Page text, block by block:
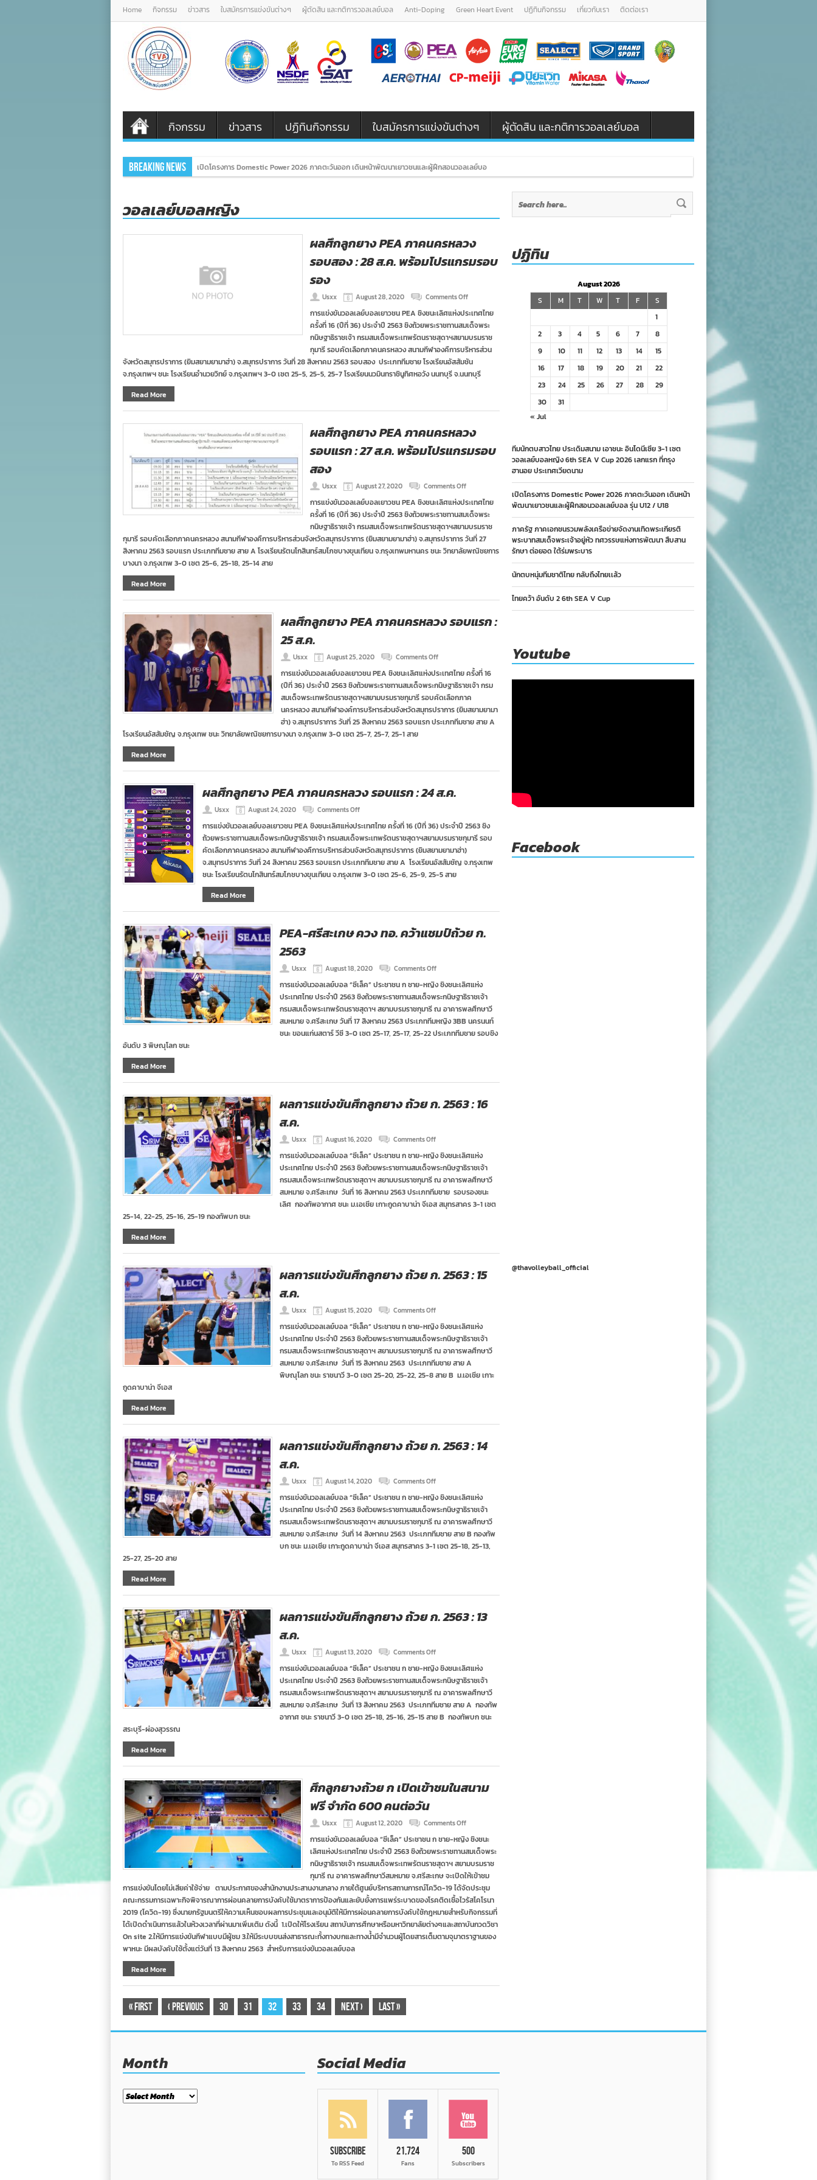
Home กิจกรรม ข่าวสาร ใบสมัครการแข่งขันต่างๆ ผู้ตัดสิน และกติการวอลเลย์บอล Anti-Doping Green Heart Event ปฏิทินกิจกรรม เกี่ยวกับเรา ติดต่อเรา
กิจกรรม ข่าวสาร ปฏิทินกิจกรรม ใบสมัครการแข่งขันต่างๆ ผู้ตัดสิน และกติการวอลเลย์บอล
Breaking News เปิดโครงการ Domestic Power 2026 ภาคตะวันออก เดินหน้าพัฒนาเยาวชนและผู้ฝึกสอนวอลเลย์บอล รุ่น U12 / U18
วอลเลย์บอลหญิง
ผลศึกลูกยาง PEA ภาคนครหลวง
รอบสอง : 28 ส.ค. พร้อมโปรแกรมรอบ
รอง
Usxx August 28, 2020 Comments Offon
ศึก
ลูก
ยาง
ภาค
นครหลวง
รอบ
ส.ค.
โปรแกรม
รอง
การแข่งขันวอลเลย์บอลเยาวชน PEA ชิงชนะเลิศแห่งประเทศไทย
ครั้งที่ 16 (ปีที่ 36) ประจำปี 2563 ชิงถ้วยพระราชทานสมเด็จพระ
กนิษฐาธิราชเจ้า กรมสมเด็จพระเทพรัตนราชสุดาฯสยามบรมราช
กุมารี รอบคัดเลือกภาคนครหลวง สนามกีฬาองคืการบริหารส่วน
จังหวัดสมุทรปราการ (ยิมสยามยามาฮ่า) จ.สมุทรปราการ วันที่ 28 สิงหาคม 2563 รอบสอง ประเภททีมชาย โรงเรียนอัสสัมชัน
จ.กรุงเทพฯ ชนะ โรงเรียนอำนวยวิทย์ จ.กรุงเทพฯ 3-0 เซต 25-5, 25-5, 25-7 โรงเรียนนวมินทราชินูทิศหอวัง นนทบุรี จ.นนทบุรี
Read More
ผลศึกลูกยาง PEA ภาคนครหลวง
รอบแรก : 27 ส.ค. พร้อมโปรแกรมรอบ
สอง
Usxx August 27, 2020 Comments Offon
ศึก
ลูก
ยาง
PEA
ภาค
นครหลวง
ส.ค.
โปรแกรม
การแข่งขันวอลเลย์บอลเยาวชน PEA ชิงชนะเลิศแห่งประเทศไทย
ครั้งที่ 16 (ปีที่ 36) ประจำปี 2563 ชิงถ้วยพระราชทานสมเด็จพระ
กนิษฐาธิราชเจ้า กรมสมเด็จพระเทพรัตนราชสุดาฯสยามบรมราช
กุมารี รอบคัดเลือกภาคนครหลวง สนามกีฬาองคืการบริหารส่วนจังหวัดสมุทรปราการ (ยิมสยามยามาฮ่า) จ.สมุทรปราการ วันที่ 27
สิงหาคม 2563 รอบแรก ประเภททีมชาย สาย A โรงเรียนรัตนโกสินทร์สมโภชบางขุนเทียน จ.กรุงเทพมหานคร ชนะ วิทยาลัยพณิชยการ
บางนา จ.กรุงเทพ 3-0 เซต 25-6, 25-18, 25-14 สาย
Read More
ผลศึกลูกยาง PEA ภาคนครหลวง รอบแรก :
25 ส.ค.
Usxx August 25, 2020 Comments Offon
ศึก
ลูก
ยาง
ภาค
นครหลวง
ส.ค.
การแข่งขันวอลเลย์บอลเยาวชน PEA ชิงชนะเลิศแห่งประเทศไทย ครั้งที่ 16
(ปีที่ 36) ประจำปี 2563 ชิงถ้วยพระราชทานสมเด็จพระกนิษฐาธิราชเจ้า กรม
สมเด็จพระเทพรัตนราชสุดาฯสยามบรมราชกุมารี รอบคัดเลือกภาค
นครหลวง สนามกีฬาองค์การบริหารส่วนจังหวัดสมุทรปราการ (ยิมสยามยามา
ฮ่า) จ.สมุทรปราการ วันที่ 25 สิงหาคม 2563 รอบแรก ประเภททีมชาย สาย A
โรงเรียนอัสสัมชัญ จ.กรุงเทพ ชนะ วิทยาลัยพณิชยการบางนา จ.กรุงเทพ 3-0 เซต 25-7, 25-7, 25-1 สาย
Read More
ผลศึกลูกยาง PEA ภาคนครหลวง รอบแรก : 24 ส.ค.
Usxx August 24, 2020 Comments Offon
ศึก
ลูก
ยาง
PEA
ภาค
นครหลวง
การแข่งขันวอลเลย์บอลเยาวชน PEA ชิงชนะเลิศแห่งประเทศไทย ครั้งที่ 16 (ปีที่ 36) ประจำปี 2563 ชิง
ถ้วยพระราชทานสมเด็จพระกนิษฐาธิราชเจ้า กรมสมเด็จพระเทพรัตนราชสุดาฯสยามบรมราชกุมารี รอบ
คัดเลือกภาคนครหลวง สนามกีฬาองคืการบริหารส่วนจังหวัดสมุทรปราการ (ยิมสยามยามาฮ่า)
จ.สมุทรปราการ วันที่ 24 สิงหาคม 2563 รอบแรก ประเภททีมชาย สาย A โรงเรียนอัสสัมชัญ จ.กรุงเทพ
ชนะ โรงเรียนรัตนโกสินทร์สมโภชบางขุนเทียน จ.กรุงเทพ 3-0 เซต 25-6, 25-9, 25-5 สาย
Read More
PEA-ศรีสะเกษ ควง ทอ. คว้าแชมป์ถ้วย ก.
2563
Usxx August 18, 2020 Comments Offon
ศรีสะเกษ
ควง
ทอ.
แชมป์
ถ้วย
การแข่งขันวอลเลย์บอล “ซีเล็ค” ประชาชน ก ชาย-หญิง ชิงชนะเลิศแห่ง
ประเทศไทย ประจำปี 2563 ชิงถ้วยพระราชทานสมเด็จพระกนิษฐาธิราชเจ้า
กรมสมเด็จพระเทพรัตนราชสุดาฯ สยามบรมราชกุมารี ณ อาคารพลศึกษาวี
สมหมาย จ.ศรีสะเกษ วันที่ 17 สิงหาคม 2563 ประเภททีมหญิง 3BB นครนนท์
ชนะ ขอนแก่นสตาร์ วีซี 3-0 เซต 25-17, 25-17, 25-22 ประเภททีมชาย รอบชิง
อันดับ 3 พิษณุโลก ชนะ
Read More
ผลการแข่งขันศึกลูกยาง ถ้วย ก. 2563 : 16
ส.ค.
Usxx August 16, 2020 Comments Offon
การ
แข่งขัน
ศึก
ยาง
ถ้วย
ส.ค.
การแข่งขันวอลเลย์บอล “ซีเล็ค” ประชาชน ก ชาย-หญิง ชิงชนะเลิศแห่ง
ประเทศไทย ประจำปี 2563 ชิงถ้วยพระราชทานสมเด็จพระกนิษฐาธิราชเจ้า
กรมสมเด็จพระเทพรัตนราชสุดาฯ สยามบรมราชกุมารี ณ อาคารพลศึกษาวี
สมหมาย จ.ศรีสะเกษ วันที่ 16 สิงหาคม 2563 ประเภททีมชาย รอบรองชนะ
เลิศ กองทัพอากาศ ชนะ ม.เอเชีย เกาะกูดคาบาน่า จีเอส สมุทรสาคร 3-1 เซต
25-14, 22-25, 25-16, 25-19 กองทัพบก ชนะ
Read More
ผลการแข่งขันศึกลูกยาง ถ้วย ก. 2563 : 15
ส.ค.
Usxx August 15, 2020 Comments Offon
การ
แข่งขัน
ศึก
ยาง
ถ้วย
ส.ค.
การแข่งขันวอลเลย์บอล “ซีเล็ค” ประชาชน ก ชาย-หญิง ชิงชนะเลิศแห่ง
ประเทศไทย ประจำปี 2563 ชิงถ้วยพระราชทานสมเด็จพระกนิษฐาธิราชเจ้า
กรมสมเด็จพระเทพรัตนราชสุดาฯ สยามบรมราชกุมารี ณ อาคารพลศึกษาวี
สมหมาย จ.ศรีสะเกษ วันที่ 15 สิงหาคม 2563 ประเภททีมชาย สาย A
พิษณุโลก ชนะ ราชนาวี 3-0 เซต 25-20, 25-22, 25-8 สาย B ม.เอเชีย เกาะ
กูดคาบาน่า จีเอส
Read More
ผลการแข่งขันศึกลูกยาง ถ้วย ก. 2563 : 14
ส.ค.
Usxx August 14, 2020 Comments Offon
การ
แข่งขัน
ศึก
ลูก
ยาง
ถ้วย
ส.ค.
การแข่งขันวอลเลย์บอล “ซีเล็ค” ประชาชน ก ชาย-หญิง ชิงชนะเลิศแห่ง
ประเทศไทย ประจำปี 2563 ชิงถ้วยพระราชทานสมเด็จพระกนิษฐาธิราชเจ้า
กรมสมเด็จพระเทพรัตนราชสุดาฯ สยามบรมราชกุมารี ณ อาคารพลศึกษาวี
สมหมาย จ.ศรีสะเกษ วันที่ 14 สิงหาคม 2563 ประเภททีมชาย สาย B กองทัพ
บก ชนะ ม.เอเชีย เกาะกูดคาบาน่า จีเอส สมุทรสาคร 3-1 เซต 25-18, 25-13,
25-27, 25-20 สาย
Read More
ผลการแข่งขันศึกลูกยาง ถ้วย ก. 2563 : 13
ส.ค.
Usxx August 13, 2020 Comments Offon
การ
แข่งขัน
ศึก
ยาง
ถ้วย
ส.ค.
การแข่งขันวอลเลย์บอล “ซีเล็ค” ประชาชน ก ชาย-หญิง ชิงชนะเลิศแห่ง
ประเทศไทย ประจำปี 2563 ชิงถ้วยพระราชทานสมเด็จพระกนิษฐาธิราชเจ้า
กรมสมเด็จพระเทพรัตนราชสุดาฯ สยามบรมราชกุมารี ณ อาคารพลศึกษาวี
สมหมาย จ.ศรีสะเกษ วันที่ 13 สิงหาคม 2563 ประเภททีมชาย สาย A กองทัพ
อากาศ ชนะ ราชนาวี 3-0 เซต 25-18, 25-16, 25-15 สาย B กองทัพบก ชนะ
สระบุรี-ผ่องสุวรรณ
Read More
ศึกลูกยางถ้วย ก เปิดเข้าชมในสนาม
ฟรี จำกัด 600 คนต่อวัน
Usxx August 12, 2020 Comments Offon
ลูก
ยาง
ถ้วย
ก
เปิด
เข้า
ชม
ใน
สนาม
ฟรี
จำกัด
การแข่งขันวอลเลย์บอล “ซีเล็ค” ประชาชน ก ชาย-หญิง ชิงชนะ
เลิศแห่งประเทศไทย ประจำปี 2563 ชิงถ้วยพระราชทานสมเด็จพระ
กนิษฐาธิราชเจ้า กรมสมเด็จพระเทพรัตนราชสุดาฯ สยามบรมราช
กุมารี ณ อาคารพลศึกษาวีสมหมาย จ.ศรีสะเกษ จะเปิดให้เข้าชม
การแข่งขันโดยไม่เสียค่าใช้จ่าย ตามประกาศของสำนักงานประสานงานกลาง ภายใต้ศูนย์บริหารสถานการณ์โควิด-19 ได้จัดประชุม
คณะกรรมการเฉพาะกิจพิจารณาการผ่อนคลายการบังคับใช้มาตราการป้องกันและยับยั้งการแพร่ระบาดของโรคติดเชื้อไวรัสโคโรนา
2019 (โควิด-19) ซึ่งนายกรัฐมนตรีให้ความเห็นชอบผลการประชุมและอนุมัติให้มีการผ่อนคลายการบังคับใช้กฎหมายสำหรับกิจกรรมที่
ได้เปิดดำเนินการแล้วในห้วงเวลาที่ผ่านมาเพิ่มเติม ดังนี้ 1.เปิดให้โรงเรียน สถาบันการศึกษาหรือมหาวิทยาลัยต่างๆและสถาบันกวดวิชา
On site 2.ให้มีการแข่งขันกีฬาแบบมีผู้ชม 3.ให้มีระบบขนส่งสาธารณะทั้งทางบกและทางน้ำมีจำนวนผู้โดยสารเต็มตามจุมาตราฐานของ
พาหนะ มีผลบังคับใช้ตั้งแต่วันที่ 13 สิงหาคม 2563 สำหรับการแข่งขันวอลเลย์บอล
Read More
« First ‹ Previous 30 31 32 33 34 Next› Last»
ปฏิทิน
August 2026
S
M T W T F
S
1
2
3 4 5 6 7
8
9
10 11 12 13 14
15
16
17 18 19 20 21
22
23
24 25 26 27 28
29
30
31
« Jul
ทีมนักตบสาวไทย ประเดิมสนาม เอาชนะ อินโดนีเซีย 3-1 เซต
วอลเลย์บอลหญิง 6th SEA V Cup 2026 เลกแรก ที่กรุง
ฮานอย ประเทศเวียดนาม
เปิดโครงการ Domestic Power 2026 ภาคตะวันออก เดินหน้า
พัฒนาเยาวชนและผู้ฝึกสอนวอลเลย์บอล รุ่น U12 / U18
ภาครัฐ ภาคเอกชนรวมพลังเครือข่ายจัดงานเทิดพระเกียรติ
พระบาทสมเด็จพระเจ้าอยู่หัว ทศวรรษแห่งการพัฒนา สืบสาน
รักษา ต่อยอด ใต้ร่มพระบาร
นักตบหนุ่มทีมชาติไทย กลับถึงไทยเเล้ว
ไทยคว้า อันดับ 2 6th SEA V Cup
Youtube
Facebook
@thavolleyball_official
Month
Month
Social Media
Subscribe
To RSS Feed
21,724
Fans
500
Subscribers